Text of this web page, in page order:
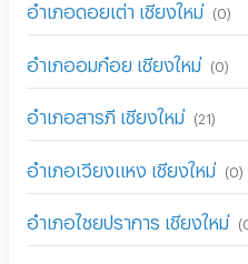
อำเภอดอยเต่า เชียงใหม่ (0)
อำเภออมก๋อย เชียงใหม่ (0)
อำเภอสารภี เชียงใหม่ (21)
อำเภอเวียงแหง เชียงใหม่ (0)
อำเภอไชยปราการ เชียงใหม่ (